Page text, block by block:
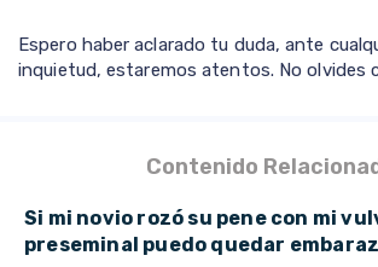
Espero haber aclarado tu duda, ante
inquietud, estaremos atentos. No olvides
Contenido
Si mi novio rozó su pene con mi
preseminal puedo quedar